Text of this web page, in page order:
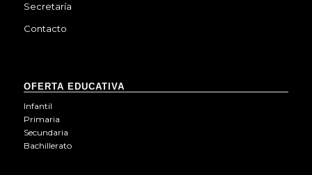
Secretaría
Contacto
OFERTA EDUCATIVA
Infantil
Primaria
Secundaria
Bachillerato